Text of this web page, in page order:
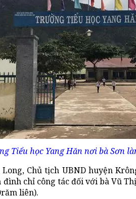
Tiểu học Yang Hăn nơi bà Sơn
Long, Chủ tịch UBND huyện
chỉ công tác đối với bà Vũ
liên).